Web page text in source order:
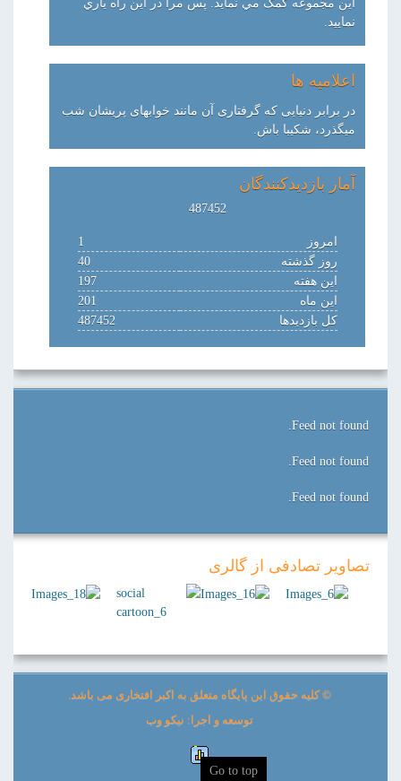
اين مجموعه کمک مي نمايد. پس مرا در اين راه ياري
نماييد.
اعلامیه ها
در برابر دنیایی که گرفتاری آن مانند خوابهای پریشان شب
میگذرد، شکیبا باش.
آمار بازدیدکنندگان
487452
امروز
1
روز گذشته
40
این هفته
197
این ماه
201
کل بازدیدها
487452
Feed not found.
Feed not found.
Feed not found.
تصاویر تصادفی از گالری
© کلیه حقوق این پایگاه متعلق به اکبر افتخاری می باشد.
توسعه و اجرا: نیکو وب
Go to top